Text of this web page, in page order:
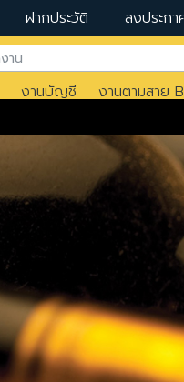
ฝากประวัติ ลงประกา
งานบัญชี งานตามสาย